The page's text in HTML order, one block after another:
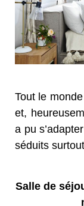
Tout le
et,
a pu
séduits
Salle de